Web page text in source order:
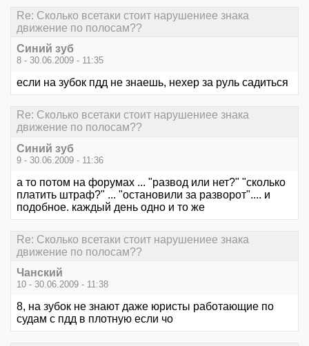
Re: Сколько всетаки стоит нарушениее знака
движение по полосам??
Синий зуб
8 - 30.06.2009 - 11:35
если на зубок пдд не знаешь, нехер за руль садиться
Re: Сколько всетаки стоит нарушениее знака
движение по полосам??
Синий зуб
9 - 30.06.2009 - 11:36
а то потом на форумах ... "развод или нет?" "сколько
платить штраф?" ... "остановили за разворот".... и
подобное. каждый день одно и то же
Re: Сколько всетаки стоит нарушениее знака
движение по полосам??
Чанский
10 - 30.06.2009 - 11:38
8, на зубок не знают даже юристы работающие по
судам с пдд в плотную если чо